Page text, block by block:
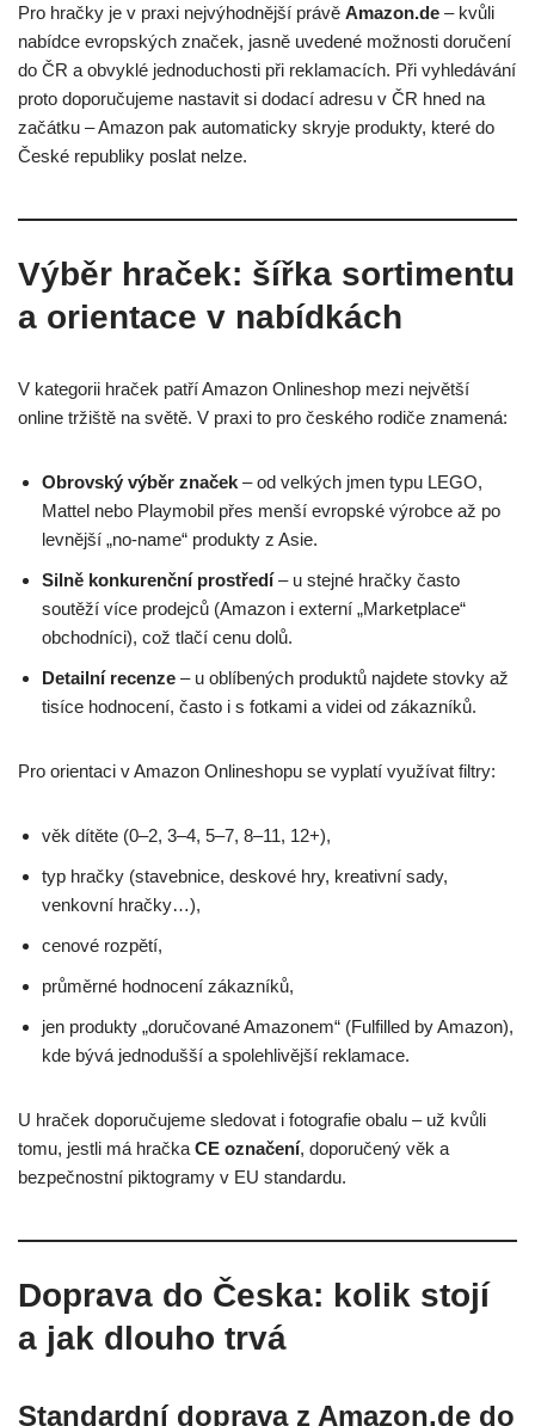
Pro hračky je v praxi nejvýhodnější právě Amazon.de – kvůli
nabídce evropských značek, jasně uvedené možnosti doručení
do ČR a obvyklé jednoduchosti při reklamacích. Při vyhledávání
proto doporučujeme nastavit si dodací adresu v ČR hned na
začátku – Amazon pak automaticky skryje produkty, které do
České republiky poslat nelze.
Výběr hraček: šířka sortimentu
a orientace v nabídkách
V kategorii hraček patří Amazon Onlineshop mezi největší
online tržiště na světě. V praxi to pro českého rodiče znamená:
Obrovský výběr značek – od velkých jmen typu LEGO,
Mattel nebo Playmobil přes menší evropské výrobce až po
levnější „no-name“ produkty z Asie.
Silně konkurenční prostředí– u stejné hračky často
soutěží více prodejců (Amazon i externí „Marketplace“
obchodníci), což tlačí cenu dolů.
Detailní recenze – u oblíbených produktů najdete stovky až
tisíce hodnocení, často i s fotkami a videi od zákazníků.
Pro orientaci v Amazon Onlineshopu se vyplatí využívat filtry:
věk dítěte (0–2, 3–4, 5–7, 8–11, 12+),
typ hračky (stavebnice, deskové hry, kreativní sady,
venkovní hračky…),
cenové rozpětí,
průměrné hodnocení zákazníků,
jen produkty „doručované Amazonem“ (Fulfilled by Amazon),
kde bývá jednodušší a spolehlivější reklamace.
U hraček doporučujeme sledovat i fotografie obalu – už kvůli
tomu, jestli má hračka CE označení, doporučený věk a
bezpečnostní piktogramy v EU standardu.
Doprava do Česka: kolik stojí
a jak dlouho trvá
Standardní doprava z Amazon.de do